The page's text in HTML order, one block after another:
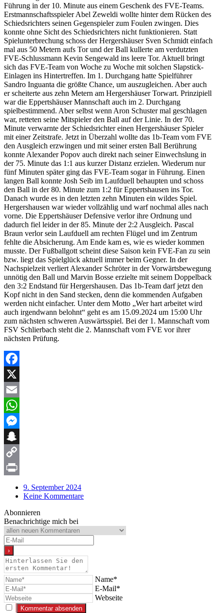
Führung in der 10. Minute aus einem Geschenk des FVE-Teams.
Erstmannschaftsspieler Abel Zeweldi wollte hinter dem Rücken des
Schiedsrichters seinen Gegenspieler zum Foulen zwingen. Dies
konnte ohne Sicht des Schiedsrichters nicht funktionieren. Statt
Spielunterbrechung schoss der Hergershäuser Sven Schmidt einfach
mal aus 50 Metern aufs Tor und der Ball kullerte am verdutzten
FVE-Schlussmann Kevin Sengewald ins leere Tor. Aktuell bringt
sich das FVE-Team von Woche zu Woche mit solchen Slapstick-
Einlagen ins Hintertreffen. Im 1. Durchgang hatte Spielführer
Sandro Inguanta die größte Chance, um auszugleichen. Aber auch
er scheiterte aus zehn Metern am Hergershäuser Torwart. Prinzipiell
war die Eppertshäuser Mannschaft auch im 2. Durchgang
spielbestimmend. Aber selbst wenn Aron Schuster mal geschlagen
war, retteten seine Mitspieler den Ball auf der Linie. In der 70.
Minute verwarnte der Schiedsrichter einen Hergershäuser Spieler
mit einer Zeitstrafe. Jetzt in Überzahl wollte das 1b-Team vom FVE
den Ausgleich erzwingen und mit seiner ersten Ball Berührung
konnte Alexander Popov auch direkt nach seiner Einwechslung in
der 75. Minute das 1:1 aus kurzer Distanz erzielen. Wiederum nur
fünf Minuten später ging das FVE-Team sogar in Führung. Einen
langen Ball konnte Josh Seib im Laufduell behaupten und schoss
den Ball in der 80. Minute zum 1:2 für Eppertshausen ins Tor.
Danach wurde es in den letzten zehn Minuten ein wildes Spiel.
Hergershausen war wieder vollzählig und warf nochmal alles nach
vorne. Die Eppertshäuser Defensive verlor ihre Ordnung und
dadurch fiel leider in der 85. Minute der 2:2 Ausgleich. Pascal
Braun verlor sein Laufduell am rechten Flügel und im Zentrum
fehlte die Absicherung. Am Ende kam es, wie es wieder kommen
musste. Der Fußballgott scheint diese Saison kein FVE-Fan zu sein
bzw. liegt das Spielglück aktuell immer beim Gegner. In der
Nachspielzeit verliert Alexander Schröter in der Vorwärtsbewegung
unnötig den Ball und Marvin Bosse erzielte mit seinem Doppelback
den 3:2 Endstand für Hergershausen. Das 1b-Team darf jetzt den
Kopf nicht in den Sand stecken, denn die kommenden Aufgaben
werden nicht einfacher. Unter dem Motto „Wer hart arbeitet wird
auch irgendwann belohnt“ geht es am 15.09.2024 um 15:00 Uhr
zum nächsten schweren Auswärtsspiel. Bei der 1. Mannschaft vom
FSV Schlierbach steht die 2. Mannschaft vom FVE vor ihrer
nächsten Prüfung.
Facebook
X
Email
WhatsApp
Messenger
Snapchat
Copy
9. September 2024
Keine Kommentare
Abonnieren
Benachrichtige mich bei
Name*
E-Mail*
Webseite